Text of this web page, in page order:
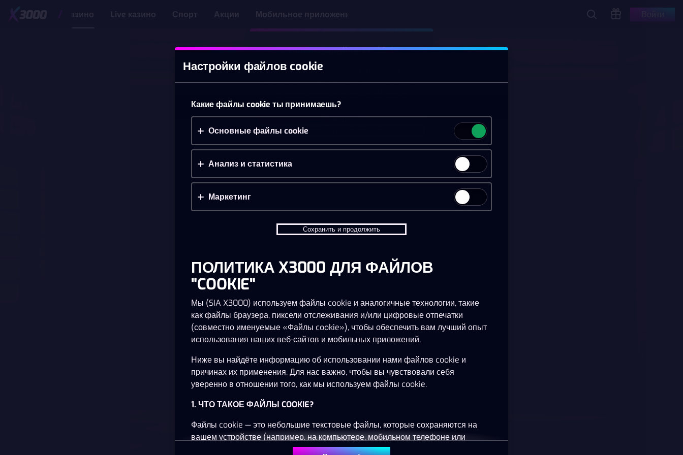
Казино Live казино Спорт Акции Мобильное приложение
Эта игра недоступна как демо-версия.
Пожалуйста, авторизуйся, чтобы играть в
Войти
Принять файлы cookie?
На этом веб-сайте используются 3
различных типа файлов cookie: основные,
Принять всё
Настройки и информация
Настройки файлов cookie
Какие файлы cookie ты принимаешь?
Основные файлы cookie
Анализ и статистика
Маркетинг
Сохранить и продолжить
ПОЛИТИКА X3000 ДЛЯ ФАЙЛОВ
"COOKIE"
Мы (SIA X3000) используем файлы cookie и аналогичные технологии, такие
как файлы браузера, пиксели отслеживания и/или цифровые отпечатки
(совместно именуемые «Файлы cookie»), чтобы обеспечить вам лучший опыт
использования наших веб-сайтов и мобильных приложений.
Ниже вы найдёте информацию об использовании нами файлов cookie и
причинах их применения. Для нас важно, чтобы вы чувствовали себя
уверенно в отношении того, как мы используем файлы cookie.
1. ЧТО ТАКОЕ ФАЙЛЫ COOKIE?
Файлы cookie — это небольшие текстовые файлы, которые сохраняются на
вашем устройстве (например, на компьютере, мобильном телефоне или
планшете) при посещении наших веб-сайтов. Размещение файлов cookie